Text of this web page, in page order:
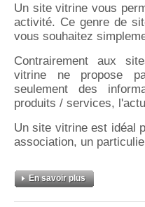
Un site vitrine vous
activité. Ce genre de
vous souhaitez
Contrairement aux
vitrine ne propose
seulement des
produits / services,
Un site vitrine est idéal
association, un
En savoir plus